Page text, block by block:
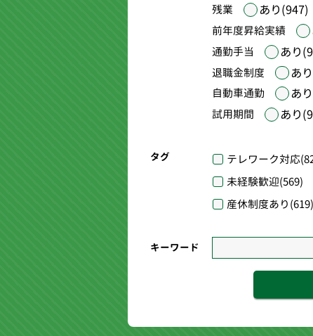
残業 あり(947)
前年度昇給実績
通勤手当 あり
退職金制度 あ
自動車通勤 あ
試用期間 あり
タグ テレワーク対応
未経験歓迎(569)
産休制度あり(619)
キーワード